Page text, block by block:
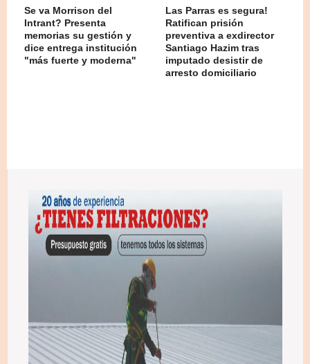
Se va Morrison del
Intrant? Presenta
memorias su gestión y
dice entrega institución
"más fuerte y moderna"
Las Parras es segura!
Ratifican prisión
preventiva a exdirector
Santiago Hazim tras
imputado desistir de
arresto domiciliario